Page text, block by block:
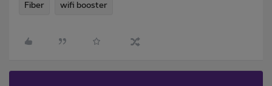
Fiber wifi booster